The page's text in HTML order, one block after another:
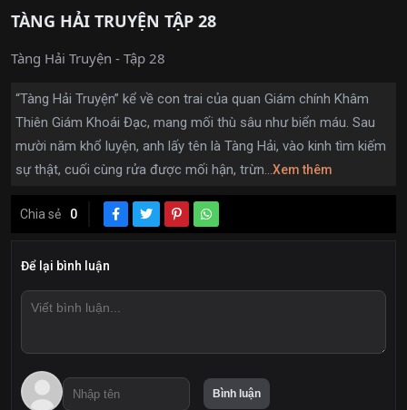
TÀNG HẢI TRUYỆN TẬP 28
Tàng Hải Truyện - Tập 28
“Tàng Hải Truyện” kể về con trai của quan Giám chính Khâm
Thiên Giám Khoái Đạc, mang mối thù sâu như biển máu. Sau
mười năm khổ luyện, anh lấy tên là Tàng Hải, vào kinh tìm kiếm
sự thật, cuối cùng rửa được mối hận, trừn...Xem thêm
Chia sẻ 0
Để lại bình luận